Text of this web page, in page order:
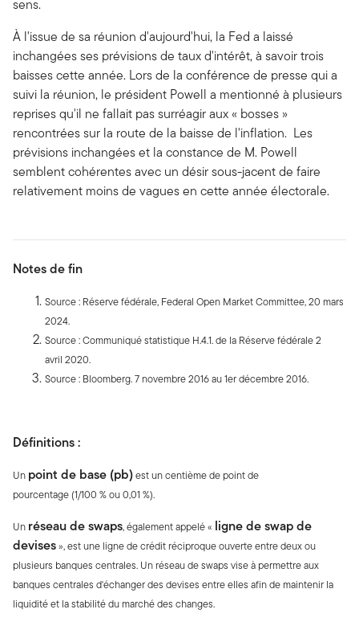
sens.
À l'issue de sa réunion d'aujourd'hui, la Fed a laissé
inchangées ses prévisions de taux d'intérêt, à savoir trois
baisses cette année. Lors de la conférence de presse qui a
suivi la réunion, le président Powell a mentionné à plusieurs
reprises qu'il ne fallait pas surréagir aux « bosses »
rencontrées sur la route de la baisse de l'inflation. Les
prévisions inchangées et la constance de M. Powell
semblent cohérentes avec un désir sous-jacent de faire
relativement moins de vagues en cette année électorale.
Notes de fin
Source : Réserve fédérale, Federal Open Market Committee, 20 mars
2024.
Source : Communiqué statistique H.4.1. de la Réserve fédérale 2
avril 2020.
Source : Bloomberg. 7 novembre 2016 au 1er décembre 2016.
Définitions :
Un point de base (pb)est un centième de point de
pourcentage (1/100 % ou 0,01 %).
Un réseau de swaps, également appelé « ligne de swap de
devises», est une ligne de crédit réciproque ouverte entre deux ou
plusieurs banques centrales. Un réseau de swaps vise à permettre aux
banques centrales d'échanger des devises entre elles afin de maintenir la
liquidité et la stabilité du marché des changes.